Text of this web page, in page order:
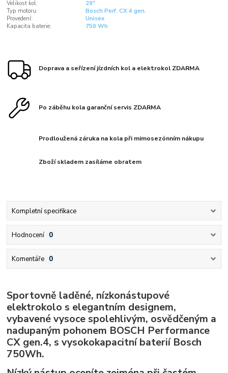
Velikost kol:
29"
Typ motoru:
Bosch Perf. CX 4 gen.
Provedení:
Unisex
Kapacita baterie:
750 Wh
Doprava a seřízení jízdních kol a elektrokol ZDARMA
Po záběhu kola garanční servis ZDARMA
Prodloužená záruka na kola při mimosezónním nákupu
Zboží skladem zasíláme obratem
Kompletní specifikace
Hodnocení 0
Komentáře 0
Sportovně laděné, nízkonástupové
elektrokolo s elegantním designem,
vybavené vysoce spolehlivým, osvědčeným a
nadupaným pohonem BOSCH Performance
CX gen.4, s vysokokapacitní baterií Bosch
750Wh.